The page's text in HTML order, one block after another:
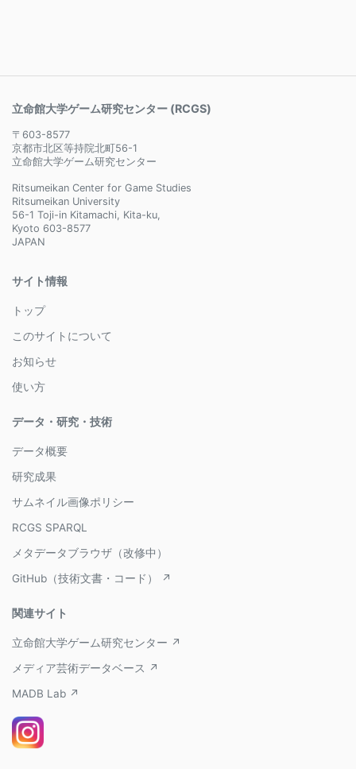
立命館大学ゲーム研究センター (RCGS)
〒603-8577
京都市北区等持院北町56-1
立命館大学ゲーム研究センター
Ritsumeikan Center for Game Studies
Ritsumeikan University
56-1 Toji-in Kitamachi, Kita-ku,
Kyoto 603-8577
JAPAN
サイト情報
トップ
このサイトについて
お知らせ
使い方
データ・研究・技術
データ概要
研究成果
サムネイル画像ポリシー
RCGS SPARQL
メタデータブラウザ（改修中）
GitHub（技術文書・コード） ↗
関連サイト
立命館大学ゲーム研究センター ↗
メディア芸術データベース ↗
MADB Lab ↗